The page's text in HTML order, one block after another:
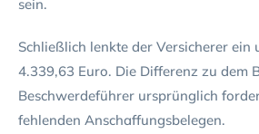
sein.
Schließlich lenkte der Versicherer ein
4.339,63 Euro. Die Differenz zu dem
Beschwerdeführer ursprünglich
fehlenden Anschaffungsbelegen.